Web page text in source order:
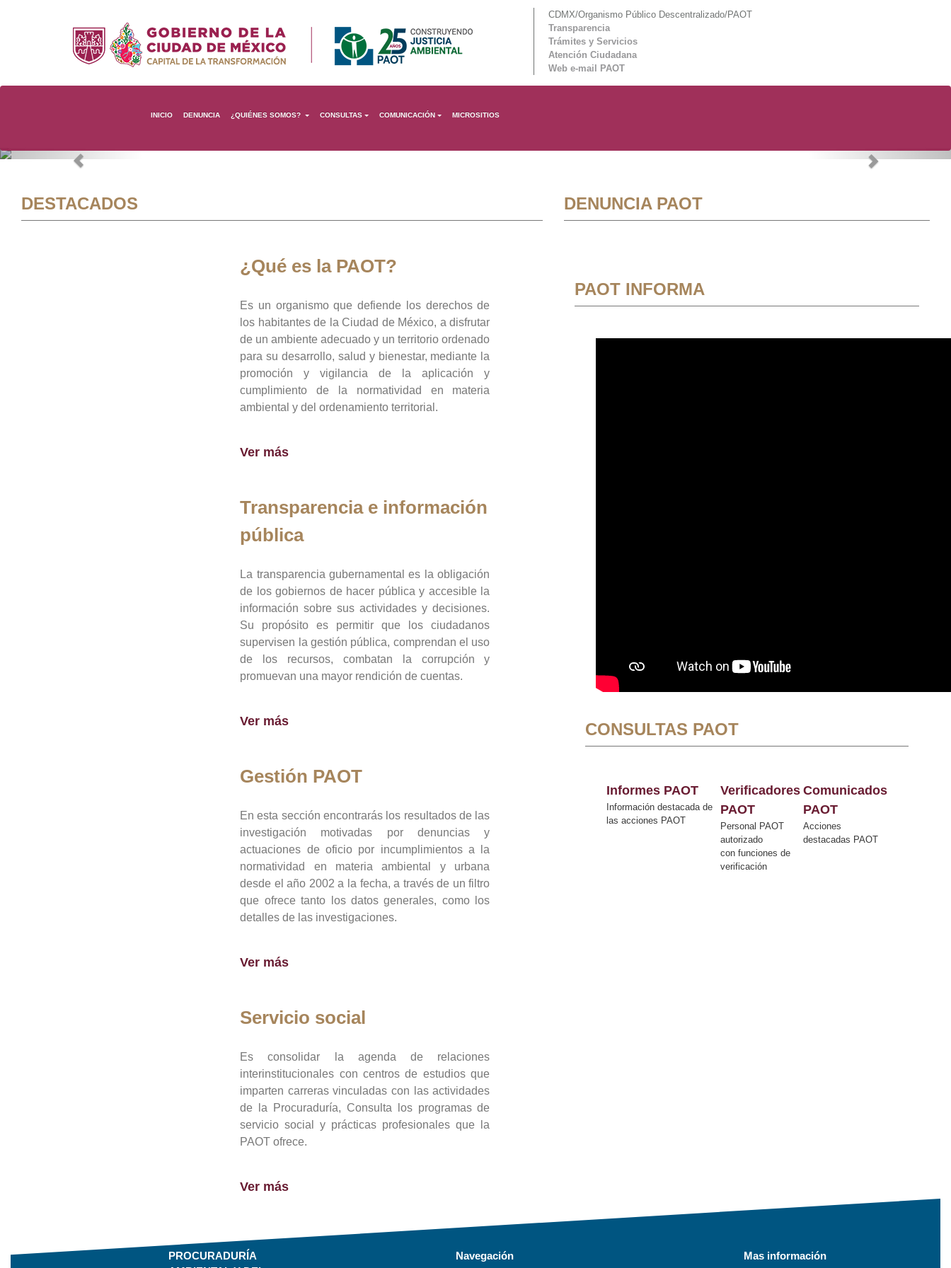
CDMX/Organismo Público Descentralizado/PAOT
Transparencia
Trámites y Servicios
Atención Ciudadana
Web e-mail PAOT
INICIO DENUNCIA ¿QUIÉNES SOMOS? CONSULTAS COMUNICACIÓN MICROSITIOS
Previous Next
DESTACADOS
¿Qué es la PAOT?
Es un organismo que defiende los derechos de
los habitantes de la Ciudad de México, a disfrutar
de un ambiente adecuado y un territorio ordenado
para su desarrollo, salud y bienestar, mediante la
promoción y vigilancia de la aplicación y
cumplimiento de la normatividad en materia
ambiental y del ordenamiento territorial.
Ver más
Transparencia e información
pública
La transparencia gubernamental es la obligación
de los gobiernos de hacer pública y accesible la
información sobre sus actividades y decisiones.
Su propósito es permitir que los ciudadanos
supervisen la gestión pública, comprendan el uso
de los recursos, combatan la corrupción y
promuevan una mayor rendición de cuentas.
Ver más
Gestión PAOT
En esta sección encontrarás los resultados de las
investigación motivadas por denuncias y
actuaciones de oficio por incumplimientos a la
normatividad en materia ambiental y urbana
desde el año 2002 a la fecha, a través de un filtro
que ofrece tanto los datos generales, como los
detalles de las investigaciones.
Ver más
Servicio social
Es consolidar la agenda de relaciones
interinstitucionales con centros de estudios que
imparten carreras vinculadas con las actividades
de la Procuraduría, Consulta los programas de
servicio social y prácticas profesionales que la
PAOT ofrece.
Ver más
DENUNCIA PAOT
PAOT INFORMA
CONSULTAS PAOT
Informes PAOT
Información destacada de
las acciones PAOT
Verificadores
PAOT
Personal PAOT
autorizado
con funciones de
verificación
Comunicados
PAOT
Acciones
destacadas PAOT
PROCURADURÍA
Navegación Mas información